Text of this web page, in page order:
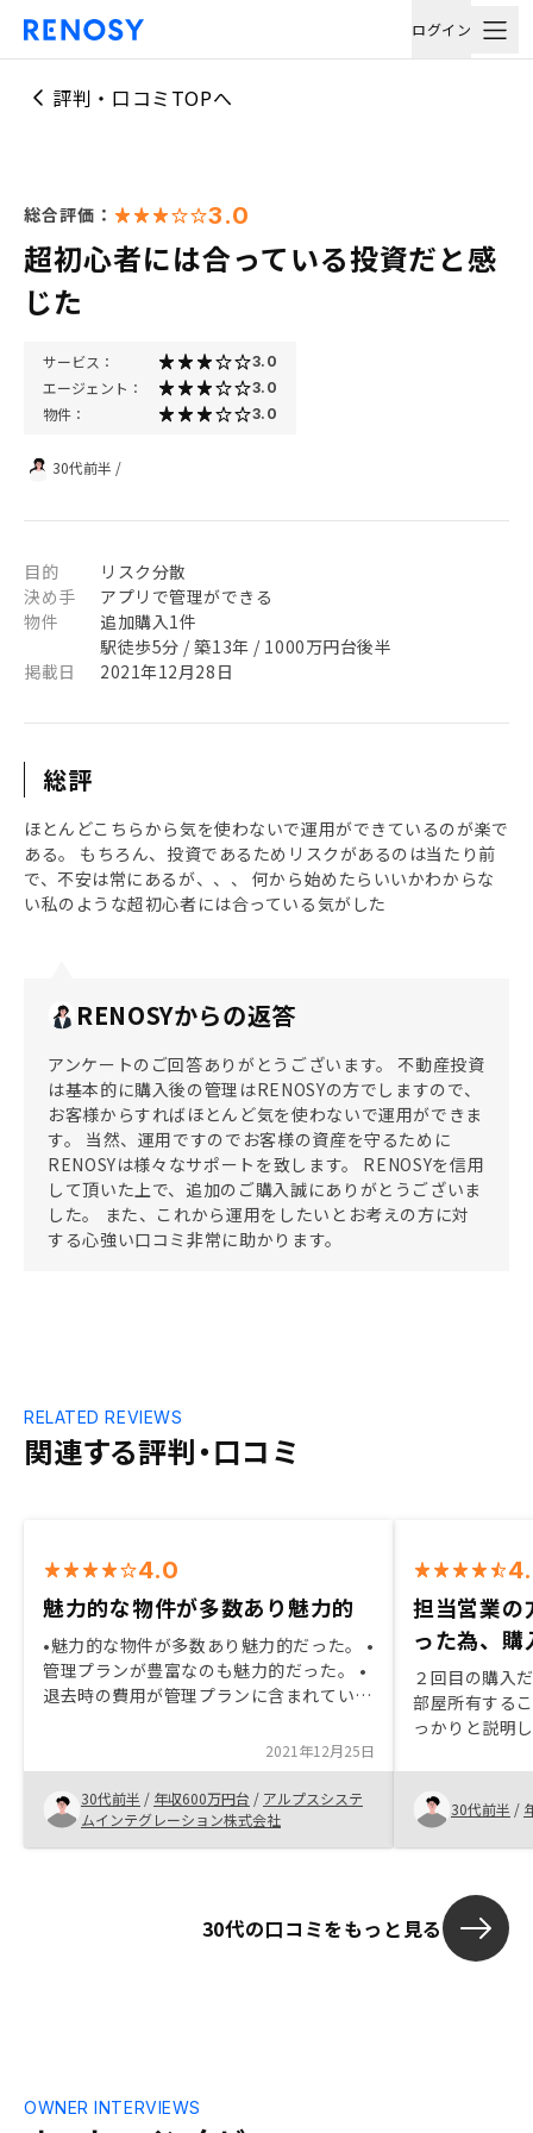
ログイン
評判・口コミTOPへ
総合評価： 3.0
超初心者には合っている投資だと感
じた
サービス： 3.0
エージェント： 3.0
物件： 3.0
30代前半 /
目的
リスク分散
決め手
アプリで管理ができる
物件
追加購入1件
駅徒歩5分 / 築13年 / 1000万円台後半
掲載日
2021年12月28日
総評
ほとんどこちらから気を使わないで運用ができているのが楽で
ある。 もちろん、投資であるためリスクがあるのは当たり前
で、不安は常にあるが、、、 何から始めたらいいかわからな
い私のような超初心者には合っている気がした
RENOSYからの返答
アンケートのご回答ありがとうございます。 不動産投資
は基本的に購入後の管理はRENOSYの方でしますので、
お客様からすればほとんど気を使わないで運用ができま
す。 当然、運用ですのでお客様の資産を守るために
RENOSYは様々なサポートを致します。 RENOSYを信用
して頂いた上で、追加のご購入誠にありがとうございま
した。 また、これから運用をしたいとお考えの方に対
する心強い口コミ非常に助かります。
関連する評判・口コミ
RELATED REVIEWS
4.0
魅力的な物件が多数あり魅力的
•魅力的な物件が多数あり魅力的だった。 •
管理プランが豊富なのも魅力的だった。 •
退去時の費用が管理プランに含まれていた
まれている点が非常に良かった。手離れが
良い。 •担当営業の対応も良く、スムーズ
に進められた。"
2021年12月25日
30代前半 / 年収600万円台 / アルプスシステ
ムインテグレーション株式会社
担当営業の
った為、購
２回目の購入
部屋所有する
っかりと説明
た。契約時の
してくれた。
来る方だった
30代前半 /
30代の口コミをもっと見る
OWNER INTERVIEWS